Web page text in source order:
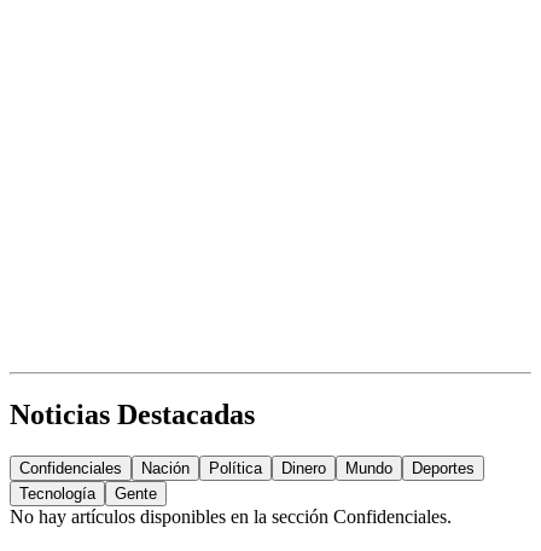
Noticias Destacadas
Confidenciales Nación Política Dinero Mundo
Deportes
Tecnología
Gente
No hay artículos disponibles en la sección Confidenciales.